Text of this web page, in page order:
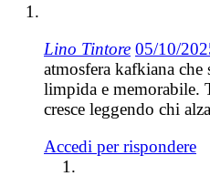
Lino Tintore 05/10/
atmosfera kafkiana che
limpida e memorabile.
cresce leggendo chi
Accedi per rispondere